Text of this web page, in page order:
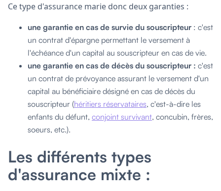
Ce type d'assurance marie donc deux garanties :
une garantie en cas de survie du souscripteur : c'est
un contrat d'épargne permettant le versement à
l'échéance d'un capital au souscripteur en cas de vie.
une garantie en cas de décès du souscripteur : c'est
un contrat de prévoyance assurant le versement d'un
capital au bénéficiaire désigné en cas de décès du
souscripteur (héritiers réservataires, c'est-à-dire les
enfants du défunt, conjoint survivant, concubin, frères,
soeurs, etc.).
Les différents types
d'assurance mixte :